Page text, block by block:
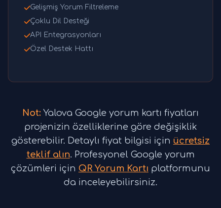
Gelişmiş Yorum Filtreleme
Çoklu Dil Desteği
API Entegrasyonları
Özel Destek Hattı
Not: Yalova Google yorum kartı fiyatları
projenizin özelliklerine göre değişiklik
gösterebilir. Detaylı fiyat bilgisi için ücretsiz
teklif alın. Profesyonel Google yorum
çözümleri için QR Yorum Kartı platformunu
da inceleyebilirsiniz.